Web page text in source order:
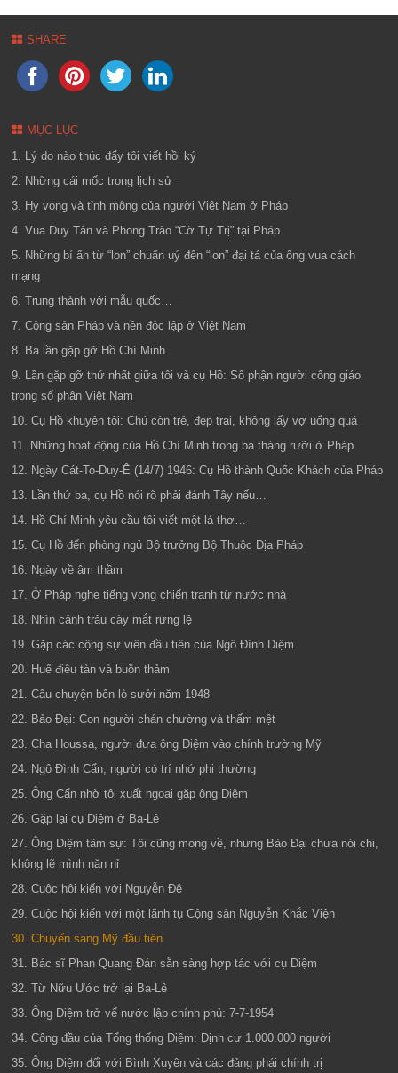
SHARE
MỤC LỤC
1. Lý do nào thúc đẩy tôi viết hồi ký
2. Những cái mốc trong lịch sử
3. Hy vọng và tỉnh mộng của người Việt Nam ở Pháp
4. Vua Duy Tân và Phong Trào “Cờ Tự Trị” tại Pháp
5. Những bí ẩn từ “lon” chuẩn uý đến “lon” đại tá của ông vua cách
mạng
6. Trung thành với mẫu quốc…
7. Cộng sản Pháp và nền độc lập ở Việt Nam
8. Ba lần gặp gỡ Hồ Chí Minh
9. Lần gặp gỡ thứ nhất giữa tôi và cụ Hồ: Số phận người công giáo
trong số phận Việt Nam
10. Cụ Hồ khuyên tôi: Chú còn trẻ, đẹp trai, không lấy vợ uổng quá
11. Những hoạt động của Hồ Chí Minh trong ba tháng rưỡi ở Pháp
12. Ngày Cát-To-Duy-Ê (14/7) 1946: Cụ Hồ thành Quốc Khách của Pháp
13. Lần thứ ba, cụ Hồ nói rõ phải đánh Tây nếu…
14. Hồ Chí Minh yêu cầu tôi viết một lá thơ…
15. Cụ Hồ đến phòng ngủ Bộ trưởng Bộ Thuộc Địa Pháp
16. Ngày về âm thầm
17. Ở Pháp nghe tiếng vọng chiến tranh từ nước nhà
18. Nhìn cảnh trâu cày mắt rưng lệ
19. Gặp các cộng sự viên đầu tiên của Ngô Đình Diệm
20. Huế điêu tàn và buồn thảm
21. Câu chuyện bên lò sưởi năm 1948
22. Bảo Đại: Con người chán chường và thấm mệt
23. Cha Houssa, người đưa ông Diệm vào chính trường Mỹ
24. Ngô Đình Cẩn, người có trí nhớ phi thường
25. Ông Cẩn nhờ tôi xuất ngoại gặp ông Diệm
26. Gặp lại cụ Diệm ở Ba-Lê
27. Ông Diệm tâm sự: Tôi cũng mong về, nhưng Bảo Đại chưa nói chi,
không lẽ mình năn nỉ
28. Cuộc hội kiến với Nguyễn Đệ
29. Cuộc hội kiến với một lãnh tụ Cộng sản Nguyễn Khắc Viện
30. Chuyến sang Mỹ đầu tiên
31. Bác sĩ Phan Quang Đán sẵn sàng hợp tác với cụ Diệm
32. Từ Nữu Ước trở lại Ba-Lê
33. Ông Diệm trở vế nước lập chính phủ: 7-7-1954
34. Công đầu của Tổng thống Diệm: Định cư 1.000.000 người
35. Ông Diệm đối với Bình Xuyên và các đảng phái chính trị